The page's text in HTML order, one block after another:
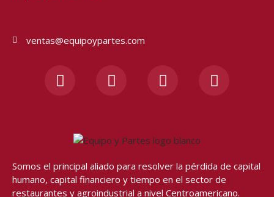
ventas@equipoypartes.com
a
k
-
n
g
a
m
o
b
h
p
Somos el principal aliado para resolver la pérdida de capital
humano, capital financiero y tiempo en el sector de
restaurantes y agroindustrial a nivel Centroamericano.